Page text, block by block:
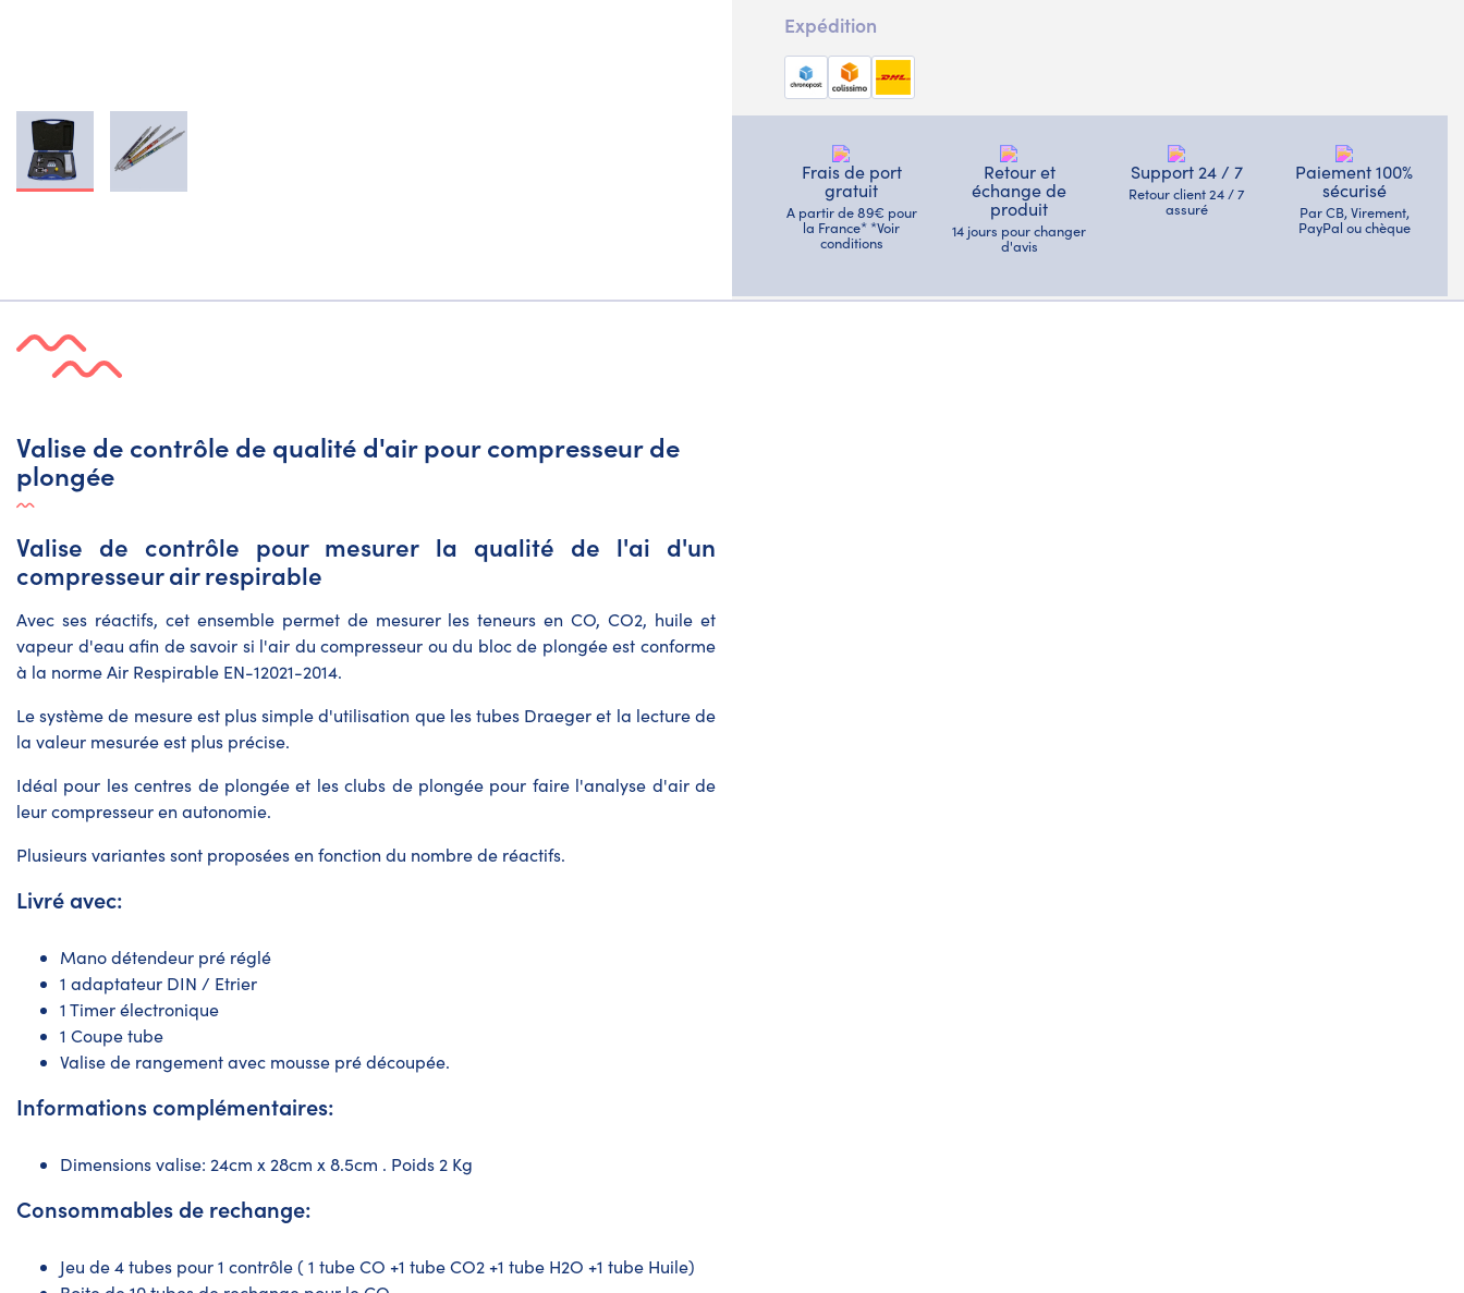
Expédition
Frais de port
gratuit
A partir de 89€ pour
la France* *Voir
conditions
Retour et
échange de
produit
14 jours pour changer
d'avis
Support 24 / 7
Retour client 24 / 7
assuré
Paiement 100%
sécurisé
Par CB, Virement,
PayPal ou chèque
Valise de contrôle de qualité d'air pour compresseur de
plongée
Valise de contrôle pour mesurer la qualité de l'ai d'un
compresseur air respirable
Avec ses réactifs, cet ensemble permet de mesurer les teneurs en CO, CO2, huile et
vapeur d'eau afin de savoir si l'air du compresseur ou du bloc de plongée est conforme
à la norme Air Respirable EN-12021-2014.
Le système de mesure est plus simple d'utilisation que les tubes Draeger et la lecture de
la valeur mesurée est plus précise.
Idéal pour les centres de plongée et les clubs de plongée pour faire l'analyse d'air de
leur compresseur en autonomie.
Plusieurs variantes sont proposées en fonction du nombre de réactifs.
Livré avec:
Mano détendeur pré réglé
1 adaptateur DIN / Etrier
1 Timer électronique
1 Coupe tube
Valise de rangement avec mousse pré découpée.
Informations complémentaires:
Dimensions valise: 24cm x 28cm x 8.5cm . Poids 2 Kg
Consommables de rechange:
Jeu de 4 tubes pour 1 contrôle ( 1 tube CO +1 tube CO2 +1 tube H2O +1 tube Huile)